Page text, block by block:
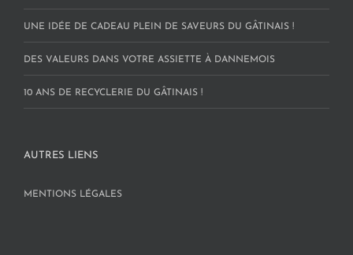
UNE IDÉE DE CADEAU PLEIN DE SAVEURS DU GÂTINAIS !
DES VALEURS DANS VOTRE ASSIETTE À DANNEMOIS
10 ANS DE RECYCLERIE DU GÂTINAIS !
AUTRES LIENS
MENTIONS LÉGALES